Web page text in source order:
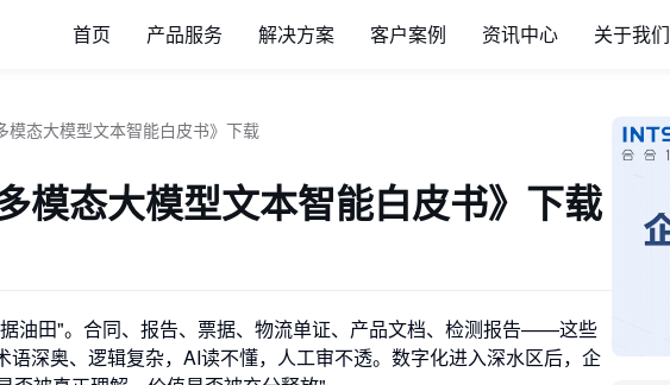
首页 产品服务 解决方案 客户案例 资讯中心 关于我们
模态大模型文本智能白皮书》下载
模态大模型文本智能白皮书》下载
油田"。合同、报告、票据、物流单证、产品文档、检测报告——这些
深奥、逻辑复杂，AI读不懂，人工审不透。数字化进入深水区后，企